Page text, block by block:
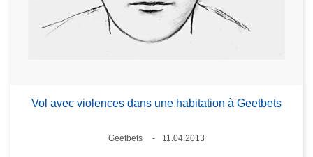
Vol avec violences dans une habitation à Geetbets
Standort
Geetbets
11.04.2013